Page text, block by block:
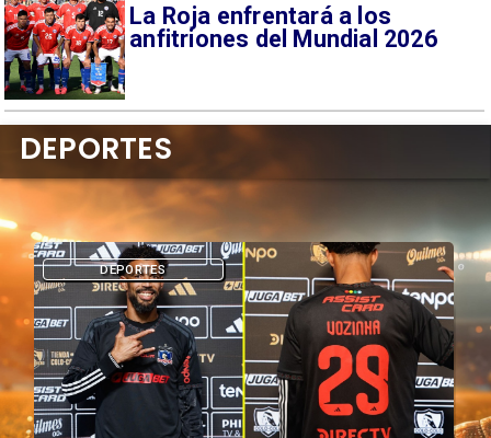
La Roja enfrentará a los
anfitriones del Mundial 2026
DEPORTES
DEPORTES